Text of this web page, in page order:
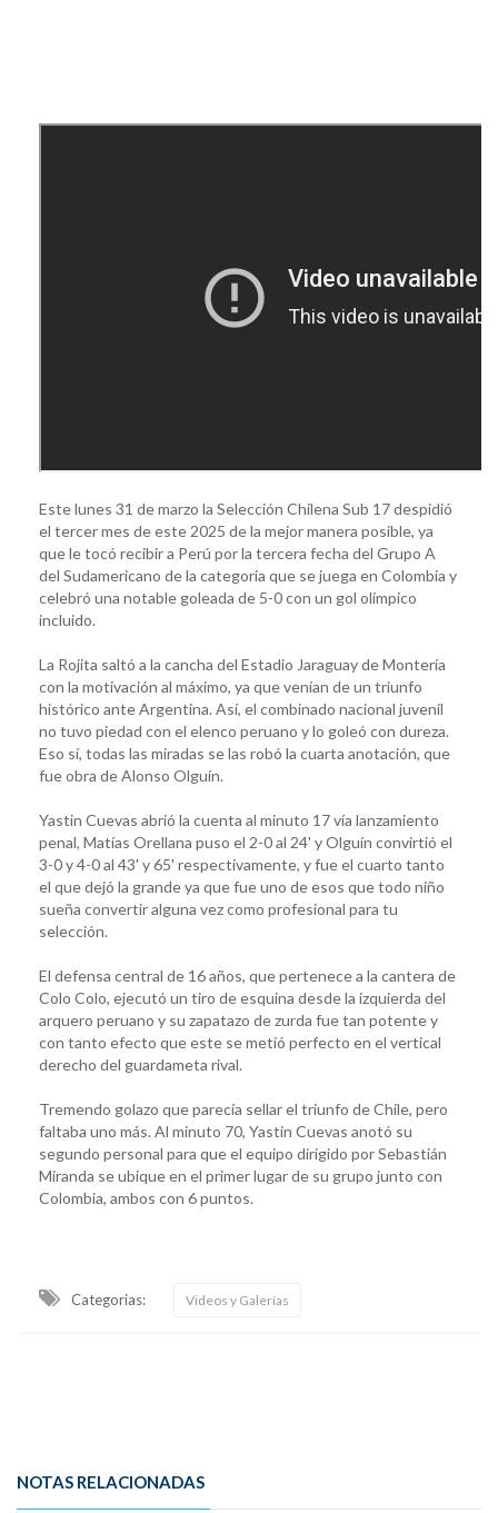
Este lunes 31 de marzo la Selección Chilena Sub 17 despidió
el tercer mes de este 2025 de la mejor manera posible, ya
que le tocó recibir a Perú por la tercera fecha del Grupo A
del Sudamericano de la categoría que se juega en Colombia y
celebró una notable goleada de 5-0 con un gol olímpico
incluido.
La Rojita saltó a la cancha del Estadio Jaraguay de Montería
con la motivación al máximo, ya que venían de un triunfo
histórico ante Argentina. Así, el combinado nacional juvenil
no tuvo piedad con el elenco peruano y lo goleó con dureza.
Eso sí, todas las miradas se las robó la cuarta anotación, que
fue obra de Alonso Olguín.
Yastin Cuevas abrió la cuenta al minuto 17 vía lanzamiento
penal, Matías Orellana puso el 2-0 al 24' y Olguín convirtió el
3-0 y 4-0 al 43' y 65' respectivamente, y fue el cuarto tanto
el que dejó la grande ya que fue uno de esos que todo niño
sueña convertir alguna vez como profesional para tu
selección.
El defensa central de 16 años, que pertenece a la cantera de
Colo Colo, ejecutó un tiro de esquina desde la izquierda del
arquero peruano y su zapatazo de zurda fue tan potente y
con tanto efecto que este se metió perfecto en el vertical
derecho del guardameta rival.
Tremendo golazo que parecía sellar el triunfo de Chile, pero
faltaba uno más. Al minuto 70, Yastin Cuevas anotó su
segundo personal para que el equipo dirigido por Sebastián
Miranda se ubique en el primer lugar de su grupo junto con
Colombia, ambos con 6 puntos.
Categorias: Videos y Galerías
NOTAS RELACIONADAS